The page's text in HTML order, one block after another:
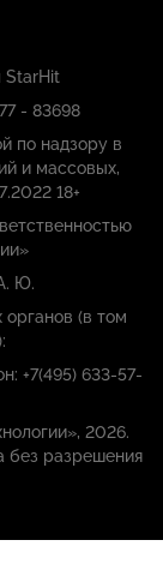
StarHit
- 83698
по надзору в
и массовых,
18+
Ю.
органов (в том
+7(495) 633-57-
2026.
без разрешения